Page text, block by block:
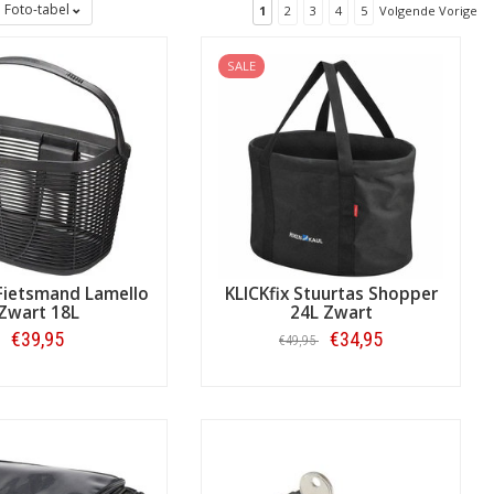
e-bike, wel of niet met
, wel of
onderdelen van KLICKfix: zoals de
en accessoires tot aan het
,tablet bag
en zoiets als de
Foto-tabel 1 2 3 4 5 Volgende Vorige
Lamello
18L
€39,95
SALE
KLICKfix Stuurtas Shopper
24L Zwart
€49,95 €34,95